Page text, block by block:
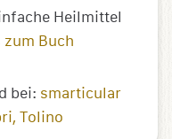
Heilmittel
zum Buch
bei: smarticular
Tolino